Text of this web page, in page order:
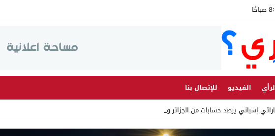
الفيديو
للإتصال بنا
إسباني يرصد حسابات من الجزائر وأرقاما بـ”2 _